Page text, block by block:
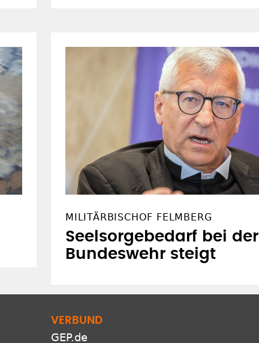
MILITÄRBISCHOF FELMBERG
Seelsorgebedarf bei der
Bundeswehr steigt
VERBUND
GEP.de